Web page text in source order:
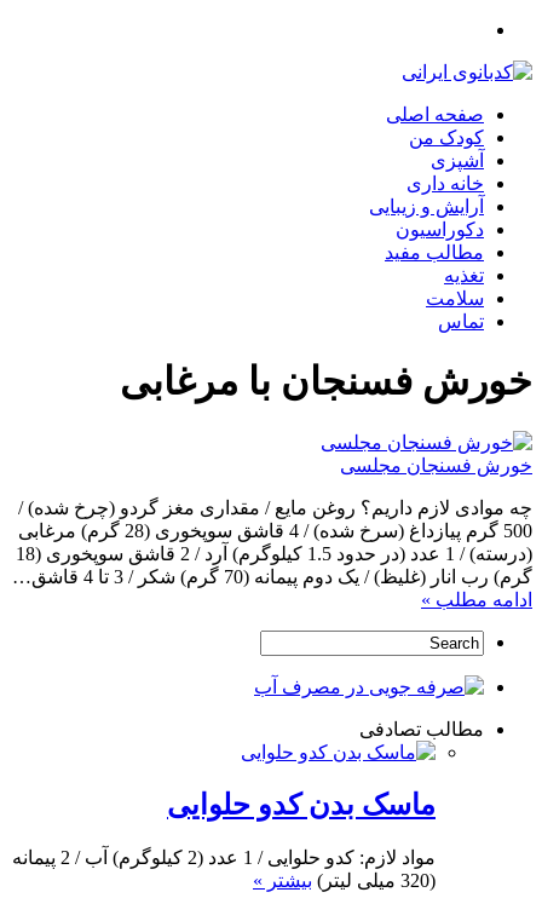
صفحه اصلی
کودک من
آشپزی
خانه داری
آرایش و زیبایی
دکوراسیون
مطالب مفید
تغذیه
سلامت
تماس
خورش فسنجان با مرغابی
خورش فسنجان مجلسی
چه موادی لازم داریم؟ روغن مایع / مقداری مغز گردو (چرخ شده) /
500 گرم پیازداغ (سرخ شده) / 4 قاشق سوپخوری (28 گرم) مرغابی
(درسته) / 1 عدد (در حدود 1.5 کیلوگرم) آرد / 2 قاشق سوپخوری (18
گرم) رب انار (غلیظ) / یک دوم پیمانه (70 گرم) شکر / 3 تا 4 قاشق…
ادامه مطلب »
مطالب تصادفی
ماسک بدن کدو‌ حلوایی
مواد لازم: کدو حلوایی / 1 عدد (2 کیلوگرم) آب / 2 پیمانه
(320 میلی لیتر)
بیشتر »